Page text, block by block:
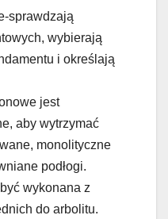
sprawdzają
wybierają
i określają
jest
aby wytrzymać
monolityczne
podłogi.
wykonana z
do arbolitu.